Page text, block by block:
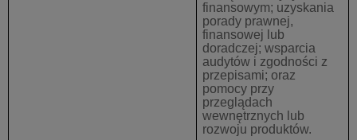
finansowym; uzyskania
porady prawnej,
finansowej lub
doradczej; wsparcia
audytów i zgodności z
przepisami; oraz
pomocy przy
przeglądach
wewnętrznych lub
rozwoju produktów.